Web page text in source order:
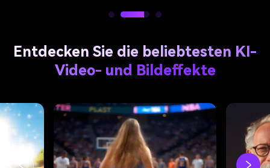
Entdecken Sie die beliebtesten KI-
Video- und Bildeffekte